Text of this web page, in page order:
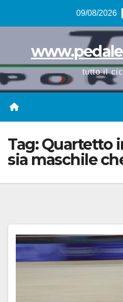
09/08/2026
tutto il
Tag:Quartetto
sia maschile